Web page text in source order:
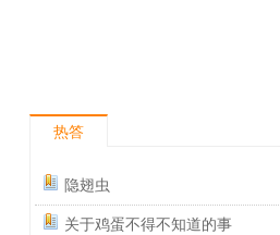
热答
隐翅虫
关于鸡蛋不得不知道的事